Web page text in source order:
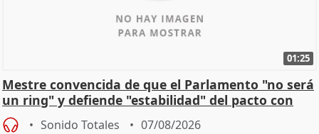
01:25
Mestre convencida de que el Parlamento "no será
un ring" y defiende "estabilidad" del pacto con
Vox
Sonido Totales 07/08/2026